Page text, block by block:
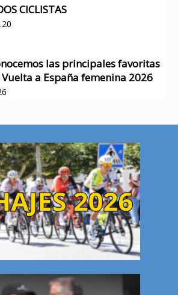
CICLISTAS
las principales favoritas
a España femenina 2026